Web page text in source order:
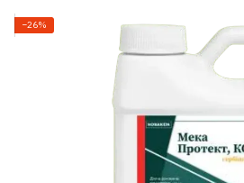
−26%